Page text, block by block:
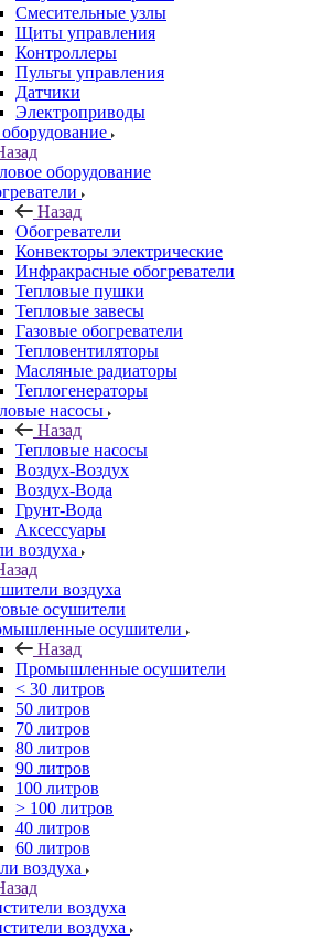
Смесительные узлы
Щиты управления
Контроллеры
Пульты управления
Датчики
Электроприводы
оборудование
Назад
Обогреватели
Конвекторы электрические
Инфракрасные обогреватели
Тепловые пушки
Тепловые завесы
Газовые обогреватели
Тепловентиляторы
Масляные радиаторы
Теплогенераторы
насосы
Назад
Тепловые насосы
Воздух-Воздух
Воздух-Вода
Грунт-Вода
Аксессуары
воздуха
воздуха
осушители
осушители
Назад
Промышленные осушители
< 30 литров
50 литров
70 литров
80 литров
90 литров
100 литров
> 100 литров
40 литров
60 литров
воздуха
воздуха
воздуха